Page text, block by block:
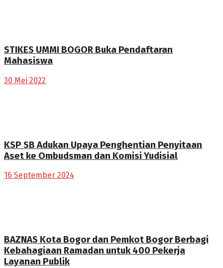
STIKES UMMI BOGOR Buka Pendaftaran
Mahasiswa
30 Mei 2022
KSP SB Adukan Upaya Penghentian Penyitaan
Aset ke Ombudsman dan Komisi Yudisial
16 September 2024
BAZNAS Kota Bogor dan Pemkot Bogor Berbagi
Kebahagiaan Ramadan untuk 400 Pekerja
Layanan Publik